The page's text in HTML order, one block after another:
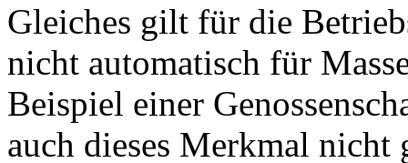
Gleiches gilt für die
nicht automatisch für
Beispiel einer
auch dieses Merkmal